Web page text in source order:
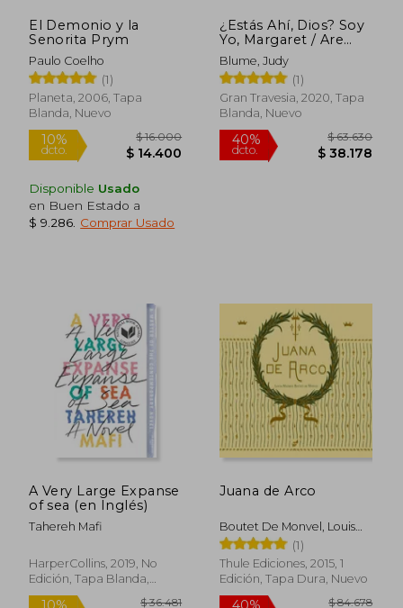
El Demonio y la
Senorita Prym
Paulo Coelho
(1)
Planeta, 2006, Tapa
Blanda, Nuevo
10%
dcto.
$ 16.000
$ 14.400
Rápido
Disponible Usado
en Buen Estado a
$ 9.286 Comprar Usado
¿Estás Ahí, Dios? Soy
Yo, Margaret / Are
You There God? It's
Me, Margaret
Blume, Judy
(1)
Gran Travesia, 2020, Tapa
Blanda, Nuevo
40%
dcto.
$
$
A Very Large Expanse
of sea (en Inglés)
Tahereh Mafi
HarperCollins, 2019, No
Edición, Tapa Blanda,
Nuevo
Juana de Arco
Boutet De Monvel, Louis
Maurice
(1)
Thule Ediciones, 2015, 1
Edición, Tapa Dura, Nuevo